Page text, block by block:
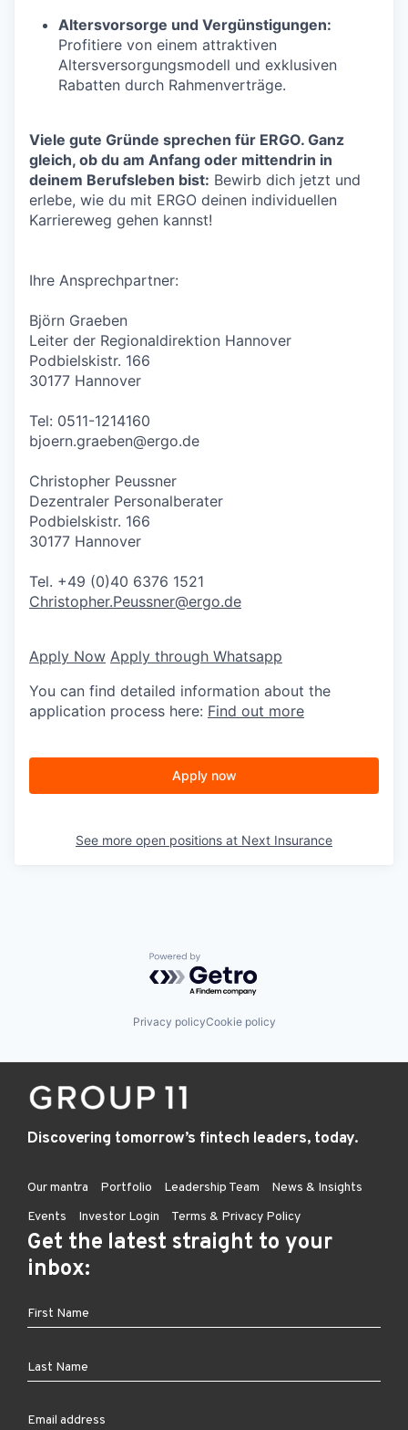
Altersvorsorge und Vergünstigungen:
Profitiere von einem attraktiven
Altersversorgungsmodell und exklusiven
Rabatten durch Rahmenverträge.
Viele gute Gründe sprechen für ERGO. Ganz
gleich, ob du am Anfang oder mittendrin in
deinem Berufsleben bist: Bewirb dich jetzt und
erlebe, wie du mit ERGO deinen individuellen
Karriereweg gehen kannst!
Ihre Ansprechpartner:
Björn Graeben
Leiter der Regionaldirektion Hannover
Podbielskistr. 166
30177 Hannover
Tel: 0511-1214160
bjoern.graeben@ergo.de
Christopher Peussner
Dezentraler Personalberater
Podbielskistr. 166
30177 Hannover
Tel. +49 (0)40 6376 1521
Christopher.Peussner@ergo.de
Apply Now Apply through Whatsapp
You can find detailed information about the
application process here: Find out more
Apply now
See more open positions at Next Insurance
Powered by Getro.com
Privacy policyCookie policy
Discovering tomorrow’s fintech leaders, today.
Our mantra Portfolio Leadership Team
News & Insights
Events
Investor Login Terms & Privacy Policy
Get the latest straight to your
inbox: